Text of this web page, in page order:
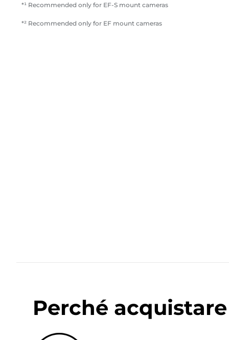
*¹ Recommended only for EF-S mount cameras
*² Recommended only for EF mount cameras
Perché